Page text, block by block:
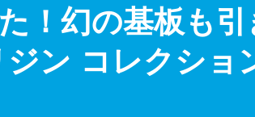
！幻の基板も
ン コレクショ